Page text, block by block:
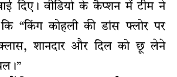
दिए। वीडियो के कैप्शन में टीम ने
“किंग कोहली की डांस फ्लोर पर
शानदार और दिल को छू लेने